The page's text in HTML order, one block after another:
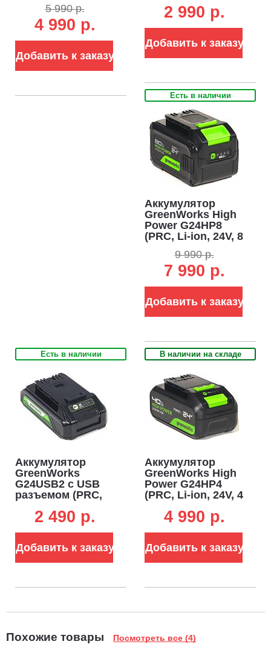
5 990 р.
4 990 р.
Добавить к заказу
2 990 p.
Добавить к заказу
Есть в наличии
Аккумулятор
GreenWorks High
Power G24HP8
(PRC, Li-ion, 24V, 8
9 990 р.
7 990 р.
Добавить к заказу
Есть в наличии
Аккумулятор
GreenWorks
G24USB2 с USB
разъемом (PRC,
2 490 p.
Добавить к заказу
В наличии на складе
Аккумулятор
GreenWorks High
Power G24HP4
(PRC, Li-ion, 24V, 4
4 990 p.
Добавить к заказу
Похожие товары Посмотреть все (4)